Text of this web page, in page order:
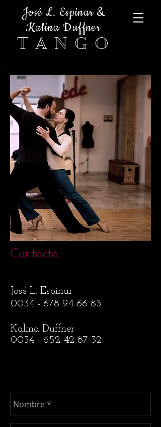
José L. Espinar &
Kalina Duffner
T A N G O
Contacto
José L. Espinar
0034 - 678 94 66 83
Kalina Duffner
0034 - 652 42 87 32